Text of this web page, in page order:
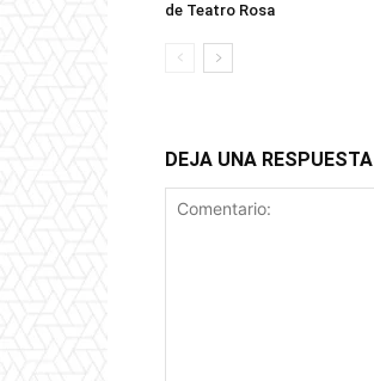
de Teatro Rosa
DEJA UNA RESPUESTA